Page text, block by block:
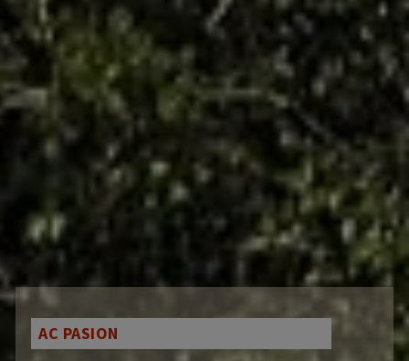
AC PASION